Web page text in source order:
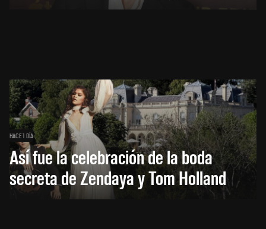
HACE 1 DÍA
Así fue la celebración de la boda
secreta de Zendaya y Tom Holland